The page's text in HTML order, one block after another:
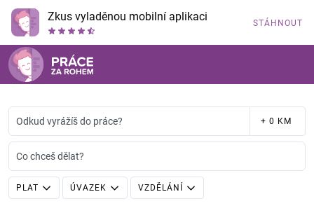
Zkus vyladěnou mobilní aplikaci STÁHNOUT
Odkud vyrážíš do práce? + 0 KM
Co chceš dělat?
PLAT ÚVAZEK VZDĚLÁNÍ